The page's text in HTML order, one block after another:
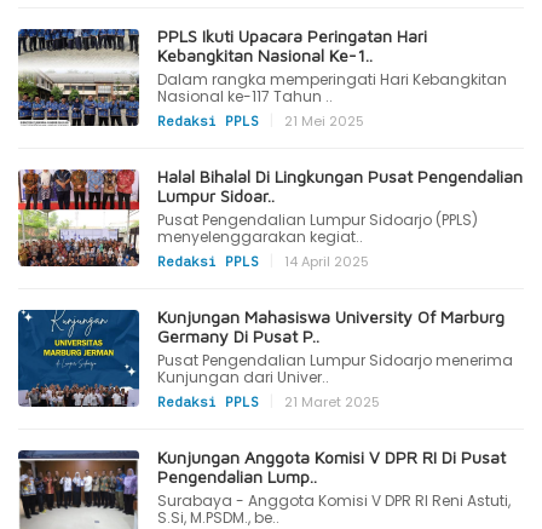
PPLS Ikuti Upacara Peringatan Hari
Kebangkitan Nasional Ke-1..
Dalam rangka memperingati Hari Kebangkitan
Nasional ke-117 Tahun ..
Redaksi PPLS 21 Mei 2025
Halal Bihalal Di Lingkungan Pusat Pengendalian
Lumpur Sidoar..
Pusat Pengendalian Lumpur Sidoarjo (PPLS)
menyelenggarakan kegiat..
Redaksi PPLS 14 April 2025
Kunjungan Mahasiswa University Of Marburg
Germany Di Pusat P..
Pusat Pengendalian Lumpur Sidoarjo menerima
Kunjungan dari Univer..
Redaksi PPLS 21 Maret 2025
Kunjungan Anggota Komisi V DPR RI Di Pusat
Pengendalian Lump..
Surabaya - Anggota Komisi V DPR RI Reni Astuti,
S.Si, M.PSDM., be..